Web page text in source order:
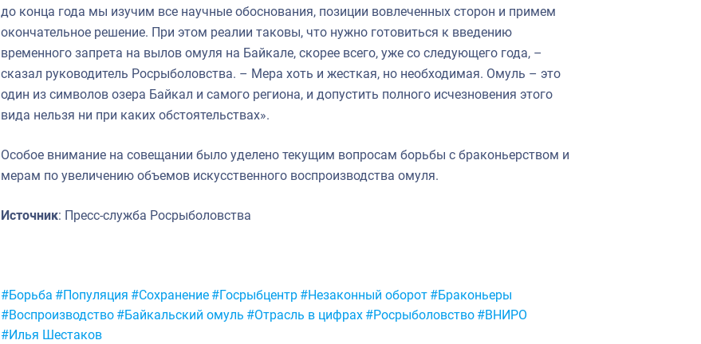
до конца года мы изучим все научные обоснования, позиции вовлеченных сторон и примем
окончательное решение. При этом реалии таковы, что нужно готовиться к введению
временного запрета на вылов омуля на Байкале, скорее всего, уже со следующего года, –
сказал руководитель Росрыболовства. – Мера хоть и жесткая, но необходимая. Омуль – это
один из символов озера Байкал и самого региона, и допустить полного исчезновения этого
вида нельзя ни при каких обстоятельствах».
Особое внимание на совещании было уделено текущим вопросам борьбы с браконьерством и
мерам по увеличению объемов искусственного воспроизводства омуля.
Источник: Пресс-служба Росрыболовства
Метки:
#Борьба #Популяция #Сохранение #Госрыбцентр #Незаконный оборот #Браконьеры
#Воспроизводство #Байкальский омуль #Отрасль в цифрах #Росрыболовство #ВНИРО
#Илья Шестаков